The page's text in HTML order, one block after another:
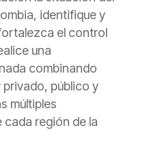
identifique y
el control
una
combinando
público y
múltiples
región de la